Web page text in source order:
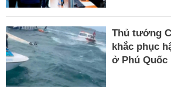
Thủ tướng
khắc phục
ở Phú Quốc